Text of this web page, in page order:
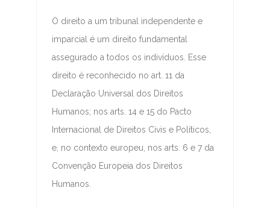
O direito a um tribunal independente e
imparcial é um direito fundamental
assegurado a todos os indivíduos. Esse
direito é reconhecido no art. 11 da
Declaração Universal dos Direitos
Humanos; nos arts. 14 e 15 do Pacto
Internacional de Direitos Civis e Políticos,
e, no contexto europeu, nos arts. 6 e 7 da
Convenção Europeia dos Direitos
Humanos.